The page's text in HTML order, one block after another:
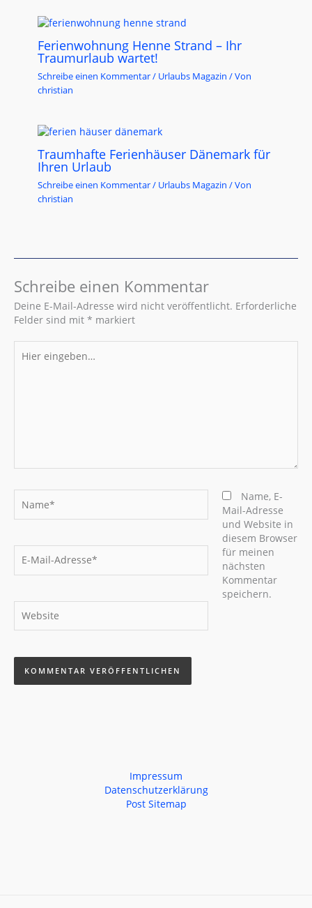
Ferienwohnung Henne Strand – Ihr
Traumurlaub wartet!
Schreibe einen Kommentar/ Urlaubs Magazin / Von
christian
Traumhafte Ferienhäuser Dänemark für
Ihren Urlaub
Schreibe einen Kommentar/ Urlaubs Magazin / Von
christian
Schreibe einen Kommentar
Deine E-Mail-Adresse wird nicht veröffentlicht. Erforderliche
Felder sind mit * markiert
eingeben…
Mail-
Adresse*
Name, E-
Mail-Adresse
und Website in
diesem Browser
für meinen
nächsten
Kommentar
speichern.
Impressum
Datenschutzerklärung
Post Sitemap